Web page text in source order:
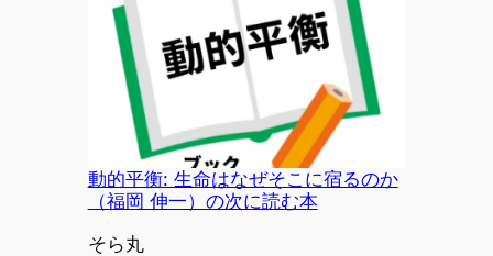
動的平衡: 生命はなぜそこに宿るのか
（福岡 伸一）の次に読む本
投稿者
そら丸